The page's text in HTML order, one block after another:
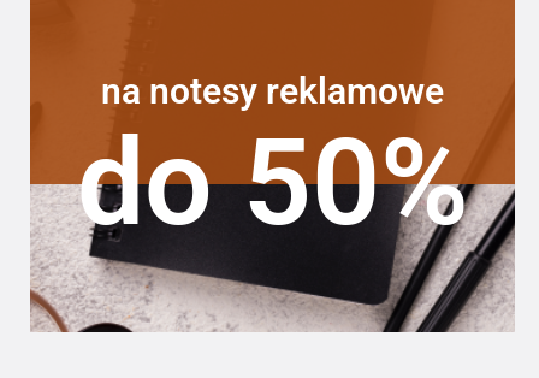
na notesy reklamowe
do 50%